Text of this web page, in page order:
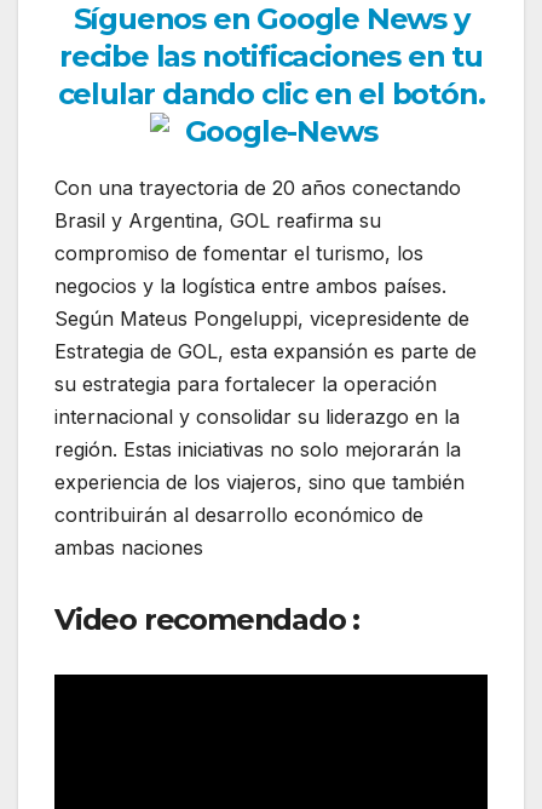
Síguenos en Google News y
recibe las notificaciones en tu
celular dando clic en el botón.
Con una trayectoria de 20 años conectando
Brasil y Argentina, GOL reafirma su
compromiso de fomentar el turismo, los
negocios y la logística entre ambos países.
Según Mateus Pongeluppi, vicepresidente de
Estrategia de GOL, esta expansión es parte de
su estrategia para fortalecer la operación
internacional y consolidar su liderazgo en la
región. Estas iniciativas no solo mejorarán la
experiencia de los viajeros, sino que también
contribuirán al desarrollo económico de
ambas naciones
Video recomendado :